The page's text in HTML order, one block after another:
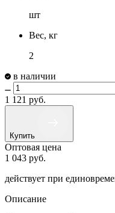
шт
Вес, кг
2
в наличии
1 121 руб.
Купить
Оптовая цена
1 043 руб.
действует при
Описание